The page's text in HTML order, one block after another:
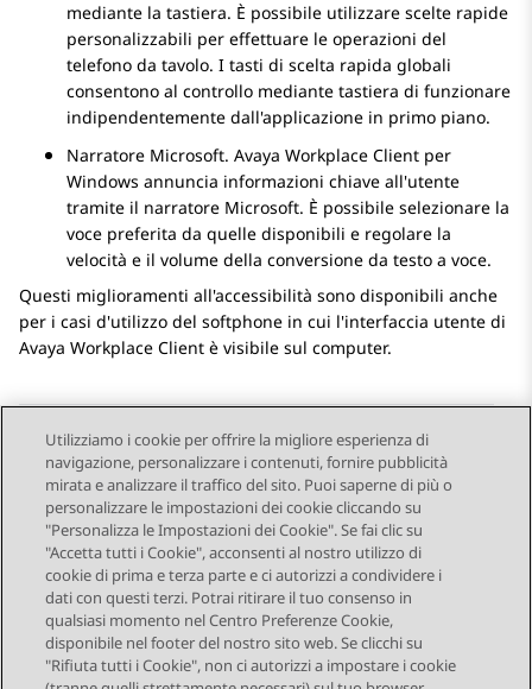
mediante la tastiera. È possibile utilizzare scelte rapide
personalizzabili per effettuare le operazioni del
telefono da tavolo. I tasti di scelta rapida globali
consentono al controllo mediante tastiera di funzionare
indipendentemente dall'applicazione in primo piano.
Narratore Microsoft. Avaya Workplace Client per
Windows annuncia informazioni chiave all'utente
tramite il narratore Microsoft. È possibile selezionare la
voce preferita da quelle disponibili e regolare la
velocità e il volume della conversione da testo a voce.
Questi miglioramenti all'accessibilità sono disponibili anche
per i casi d'utilizzo del softphone in cui l'interfaccia utente di
Avaya Workplace Client è visibile sul computer.
Send Feedback
Navigazione argomento
Argomento precedente Argomento successivo
STAY CONNECTED
Utilizziamo i cookie per offrire la migliore esperienza di
navigazione, personalizzare i contenuti, fornire pubblicità
mirata e analizzare il traffico del sito. Puoi saperne di più o
personalizzare le impostazioni dei cookie cliccando su
"Personalizza le Impostazioni dei Cookie". Se fai clic su
"Accetta tutti i Cookie", acconsenti al nostro utilizzo di
cookie di prima e terza parte e ci autorizzi a condividere i
dati con questi terzi. Potrai ritirare il tuo consenso in
qualsiasi momento nel Centro Preferenze Cookie,
disponibile nel footer del nostro sito web. Se clicchi su
"Rifiuta tutti i Cookie", non ci autorizzi a impostare i cookie